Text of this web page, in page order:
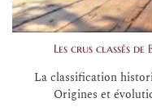
Les crus classés
La classification
Origines et